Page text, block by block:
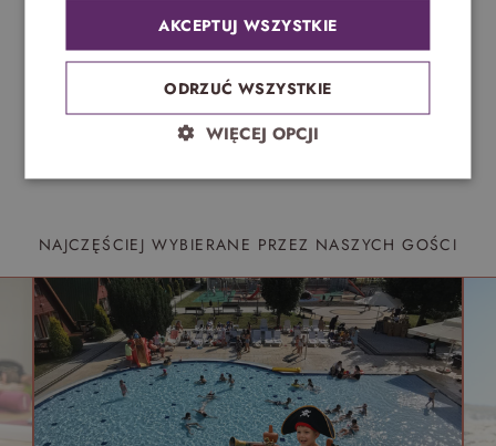
NAJCZĘŚCIEJ WYBIERANE PRZEZ NASZYCH GOŚCI
AKCEPTUJ WSZYSTKIE
ODRZUĆ WSZYSTKIE
WIĘCEJ OPCJI